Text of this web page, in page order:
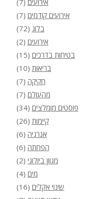
אירועים (7)
אירועים קודמים (7)
בלוג (72)
אירועים (2)
בטיחות בדרכים (15)
בריאות (10)
חקיקה (7)
מהעולם (7)
פוסטים מומלצים (34)
קיימות (26)
אנרגיה (6)
הפחתה (6)
מגוון ביולוגי (2)
מים (4)
שינוי אקלים (16)